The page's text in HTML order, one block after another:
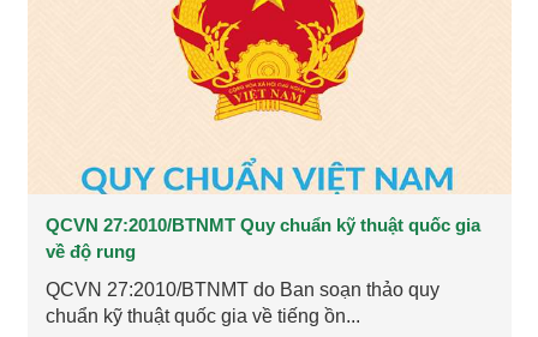
QCVN 27:2010/BTNMT Quy chuẩn kỹ thuật quốc gia
về độ rung
QCVN 27:2010/BTNMT do Ban soạn thảo quy
chuẩn kỹ thuật quốc gia về tiếng ồn...